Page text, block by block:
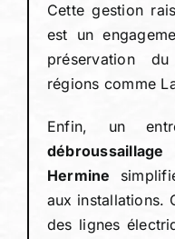
Cette gestion
est un
préservation
régions comme
Enfin, un
Hermine
aux installations.
des lignes